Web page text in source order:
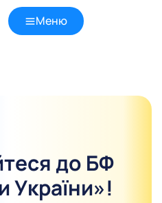
Меню
до БФ
України»!